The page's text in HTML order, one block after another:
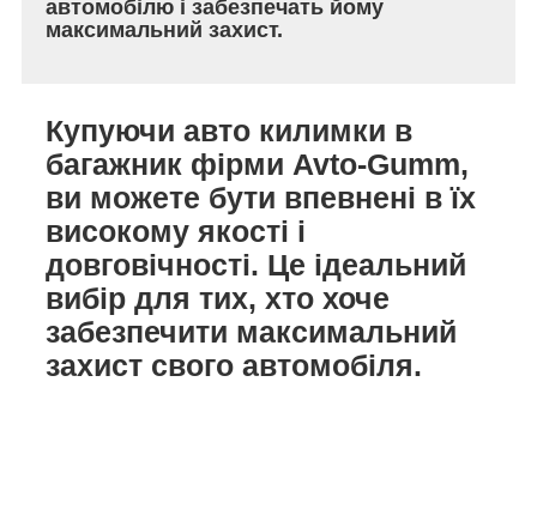
автомобілю і забезпечать йому
максимальний захист.
Купуючи авто килимки в
багажник фірми Avto-Gumm,
ви можете бути впевнені в їх
високому якості і
довговічності. Це ідеальний
вибір для тих, хто хоче
забезпечити максимальний
захист свого автомобіля.